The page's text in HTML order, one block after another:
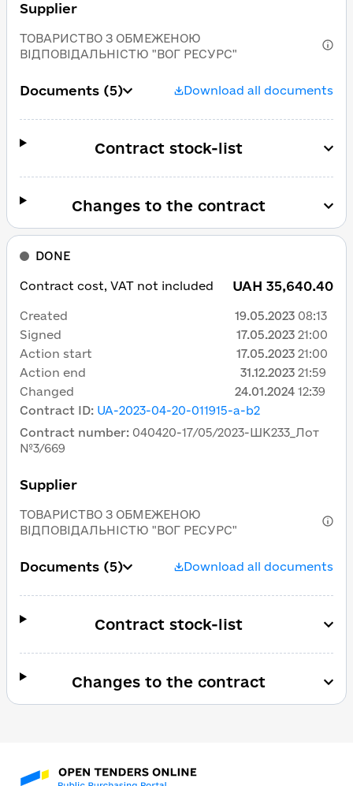
Supplier
ТОВАРИСТВО З ОБМЕЖЕНОЮ
ВІДПОВІДАЛЬНІСТЮ "ВОГ РЕСУРС"
Documents (5) Download all documents
Contract stock-list
Changes to the contract
Contract ID: UA-2023-04-20-011915-a-b2
Contract number: 040420-17/05/2023-ШК233_Лот
№3/669
Supplier
ТОВАРИСТВО З ОБМЕЖЕНОЮ
ВІДПОВІДАЛЬНІСТЮ "ВОГ РЕСУРС"
Documents (5) Download all documents
DONE
Contract cost, VAT not included UAH 35,640.40
Created 19.05.2023 08:13
Signed
17.05.2023 21:00
Action start
17.05.2023 21:00
Action end
31.12.2023 21:59
Changed
24.01.2024 12:39
Contract stock-list
Changes to the contract